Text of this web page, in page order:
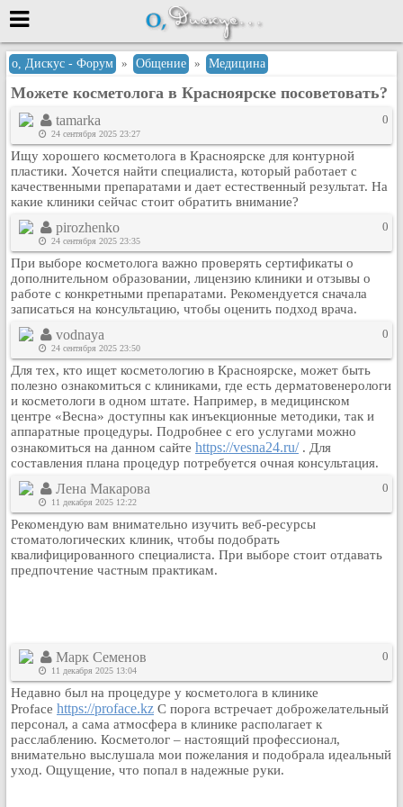
Меню
или войти через
Вход с 7ooo.ru
Регистрация
Забыли пароль?
Данные авторизации одинаковые с
сайтом 7ooo.ru
Форумы
Главная
Новые сообщения
Беседы
Игры
Кулинария
Физкультура и спорт
Видео и Кино
Авто. Мото.
Космос
Домашние питомцы
Медицина
Группы
Норм
Музыкальный архив
Видео архив
Дело
Организации
о, Дискус - Форум » Общение » Медицина
Можете косметолога в Красноярске посоветовать?
tamarka
24 сентября 2025 23:27
0
Ищу хорошего косметолога в Красноярске для контурной
пластики. Хочется найти специалиста, который работает с
качественными препаратами и дает естественный результат. На
какие клиники сейчас стоит обратить внимание?
pirozhenko
24 сентября 2025 23:35
0
При выборе косметолога важно проверять сертификаты о
дополнительном образовании, лицензию клиники и отзывы о
работе с конкретными препаратами. Рекомендуется сначала
записаться на консультацию, чтобы оценить подход врача.
vodnaya
24 сентября 2025 23:50
0
Для тех, кто ищет косметологию в Красноярске, может быть
полезно ознакомиться с клиниками, где есть дерматовенерологи
и косметологи в одном штате. Например, в медицинском
центре «Весна» доступны как инъекционные методики, так и
аппаратные процедуры. Подробнее с его услугами можно
ознакомиться на данном сайте https://vesna24.ru/. Для
составления плана процедур потребуется очная консультация.
Лена Макарова
11 декабря 2025 12:22
0
Рекомендую вам внимательно изучить веб-ресурсы
стоматологических клиник, чтобы подобрать
квалифицированного специалиста. При выборе стоит отдавать
предпочтение частным практикам.
Марк Семенов
11 декабря 2025 13:04
0
Недавно был на процедуре у косметолога в клинике
Proface https://proface.kz С порога встречает доброжелательный
персонал, а сама атмосфера в клинике располагает к
расслаблению. Косметолог – настоящий профессионал,
внимательно выслушала мои пожелания и подобрала идеальный
уход. Ощущение, что попал в надежные руки.